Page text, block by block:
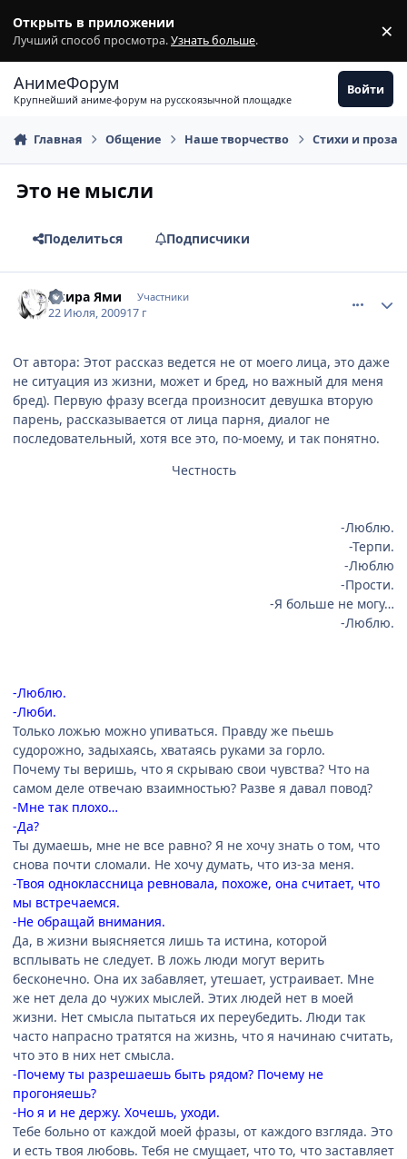
Открыть в приложении
Лучший способ просмотра.Узнать больше. ×
АнимеФорум
Крупнейший аниме-форум на русскоязычной площадке
Войти
Главная Общение Наше творчество Стихи и проза
Это не мысли
Поделиться Подписчики
Акира Ями Участники
22 Июля, 200917 г
От автора: Этот рассказ ведется не от моего лица, это даже
не ситуация из жизни, может и бред, но важный для меня
бред). Первую фразу всегда произносит девушка вторую
парень, рассказывается от лица парня, диалог не
последовательный, хотя все это, по-моему, и так понятно.
Честность
-Люблю.
-Терпи.
-Люблю
-Прости.
-Я больше не могу…
-Люблю.
-Люблю.
-Люби.
Только ложью можно упиваться. Правду же пьешь
судорожно, задыхаясь, хватаясь руками за горло.
Почему ты веришь, что я скрываю свои чувства? Что на
самом деле отвечаю взаимностью? Разве я давал повод?
-Мне так плохо…
-Да?
Ты думаешь, мне не все равно? Я не хочу знать о том, что
снова почти сломали. Не хочу думать, что из-за меня.
-Твоя одноклассница ревновала, похоже, она считает, что
мы встречаемся.
-Не обращай внимания.
Да, в жизни выясняется лишь та истина, которой
всплывать не следует. В ложь люди могут верить
бесконечно. Она их забавляет, утешает, устраивает. Мне
же нет дела до чужих мыслей. Этих людей нет в моей
жизни. Нет смысла пытаться их переубедить. Люди так
часто напрасно тратятся на жизнь, что я начинаю считать,
что это в них нет смысла.
-Почему ты разрешаешь быть рядом? Почему не
прогоняешь?
-Но я и не держу. Хочешь, уходи.
Тебе больно от каждой моей фразы, от каждого взгляда. Это
и есть твоя любовь. Тебя не смущает, что то, что заставляет